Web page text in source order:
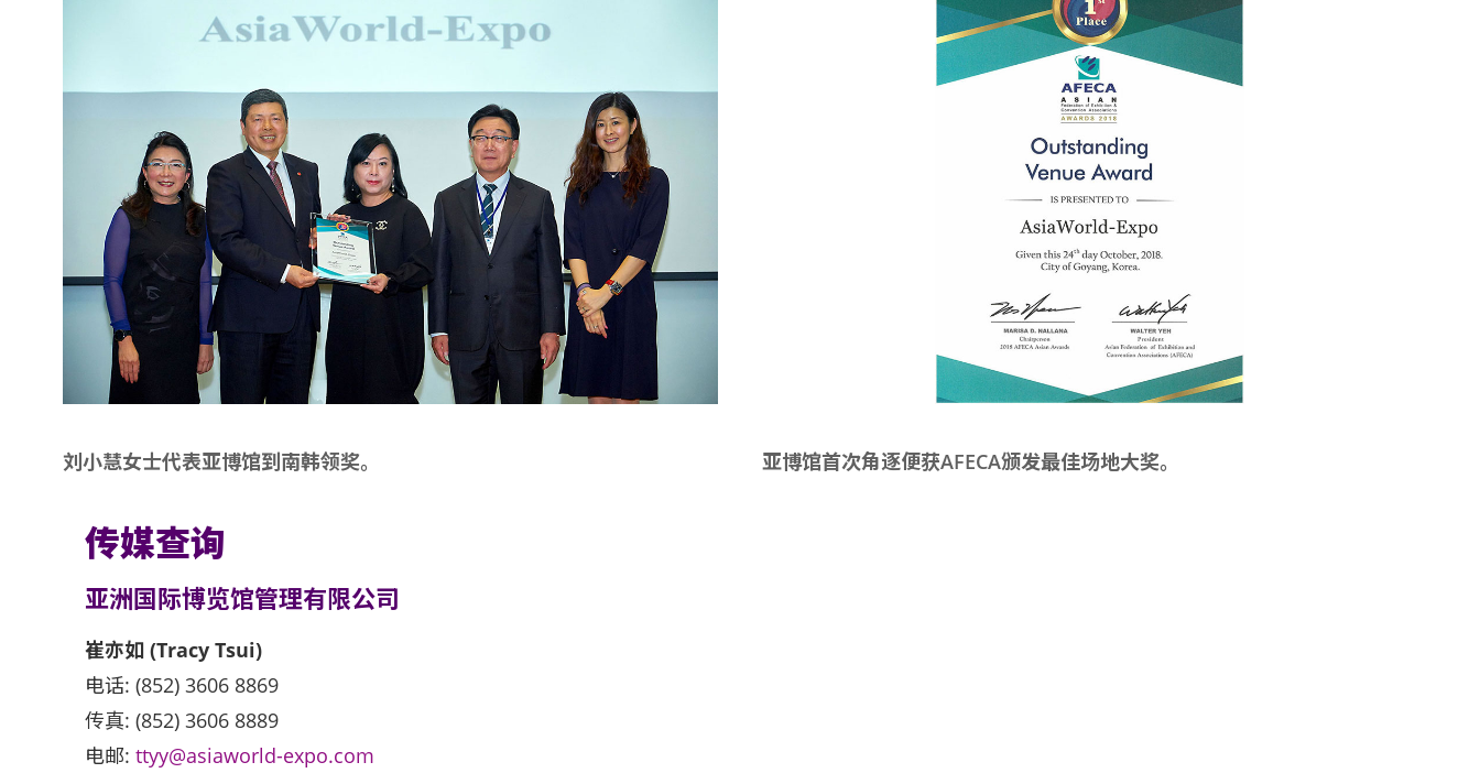
刘小慧女士代表亚博馆到南韩领奖。 亚博馆首次角逐便获AFECA颁发最佳场地大奖。
传媒查询
亚洲国际博览馆管理有限公司
崔亦如 (Tracy Tsui)
电话: (852) 3606 8869
传真: (852) 3606 8889
电邮: ttyy@asiaworld-expo.com